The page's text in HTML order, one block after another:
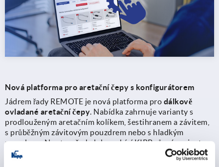
Nová platforma pro aretační čepy s konfigurátorem
Jádrem řady REMOTE je nová platforma pro dálkově
ovladané aretační čepy. Nabídka zahrnuje varianty s
prodlouženým aretačním kolíkem, šestihranem a závitem,
s průběžným závitovým pouzdrem nebo s hladkým
pouzdrem. Na straně obsluhy nabízí KIPP různé varianty
úchytů, jako je
úchyt tvaru T, hvězdicový úchyt nebo
a také řešení s jednoduchým nebo dvojitým